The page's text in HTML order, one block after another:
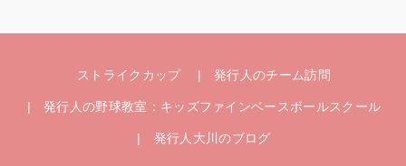
ストライクカップ 発行人のチーム訪問
発行人の野球教室：キッズファインベースボールスクール
発行人大川のブログ